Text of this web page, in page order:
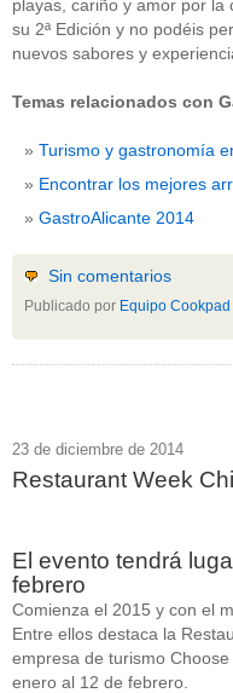
playas, cariño y amor por la
su 2ª Edición y no podéis
nuevos sabores y
Temas relacionados con
Turismo y gastronomía
Encontrar los mejores
GastroAlicante 2014
Sin comentarios
Publicado por Equipo Cookpad
23 de diciembre de 2014
Restaurant Week
El evento tendrá
febrero
Comienza el 2015 y con el
Entre ellos destaca la
empresa de turismo
enero al 12 de febrero.